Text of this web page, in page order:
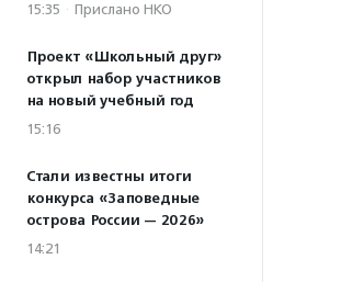
15:35 · Прислано НКО
Проект «Школьный друг»
открыл набор участников
на новый учебный год
15:16
Стали известны итоги
конкурса «Заповедные
острова России — 2026»
14:21